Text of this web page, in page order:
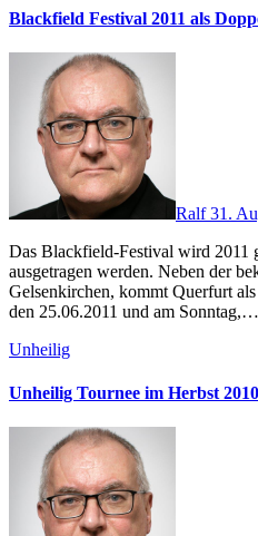
Blackfield Festival 2011 als
Ralf31.
Das Blackfield-Festival wird 2011 gleichzeitig an zwei Standorten
ausgetragen werden. Neben der
Gelsenkirchen, kommt Querfurt
den 25.06.2011 und am Sonntag,…
Unheilig
Unheilig Tournee im Herbst